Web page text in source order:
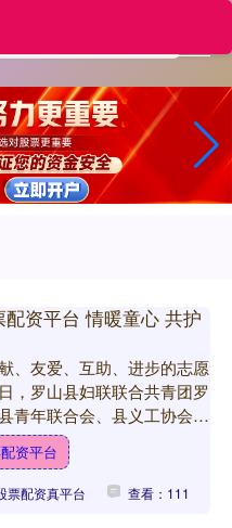
配资平台 情暖童心 共护
、友爱、互助、进步的志愿
，罗山县妇联联合共青团罗
青年联合会、县义工协会及
电大学江淮校区慧泉书院，
教育学校，开展....
资平台
票配资真平台 查看：111